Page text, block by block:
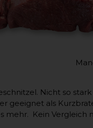
Nicht so
geeignet als
Kein Vergleich